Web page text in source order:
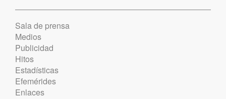
Sala de prensa
Medios
Publicidad
Hitos
Estadísticas
Efemérides
Enlaces